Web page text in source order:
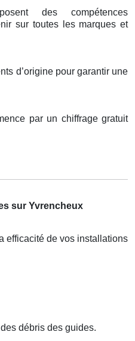
des compétences
sur toutes les marques et
d’origine pour garantir une
par un chiffrage gratuit
sur Yvrencheux
efficacité de vos installations
débris des guides.